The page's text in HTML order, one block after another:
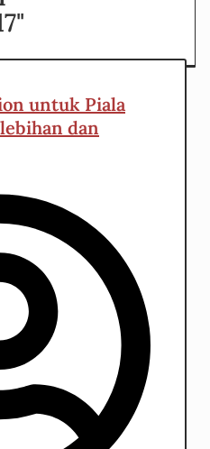
untuk Piala
dan